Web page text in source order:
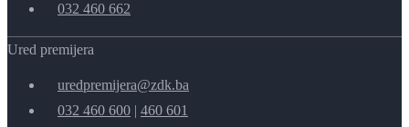
032 460 662
Ured premijera
uredpremijera@zdk.ba
032 460 600 | 460 601